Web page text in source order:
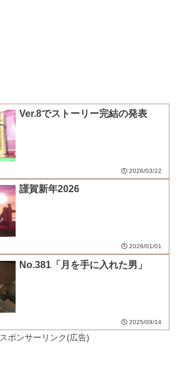
Ver.8でストーリー完結の発表
2026/03/22
謹賀新年2026
2026/01/01
No.381「月を手に入れた男」
2025/09/14
スポンサーリンク(広告)